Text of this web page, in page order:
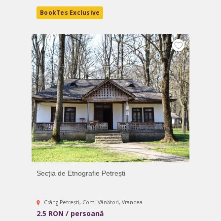
BookTes Exclusive
Secția de Etnografie Petrești
Crâng Petrești, Com. Vânători, Vrancea
2.5 RON / persoană